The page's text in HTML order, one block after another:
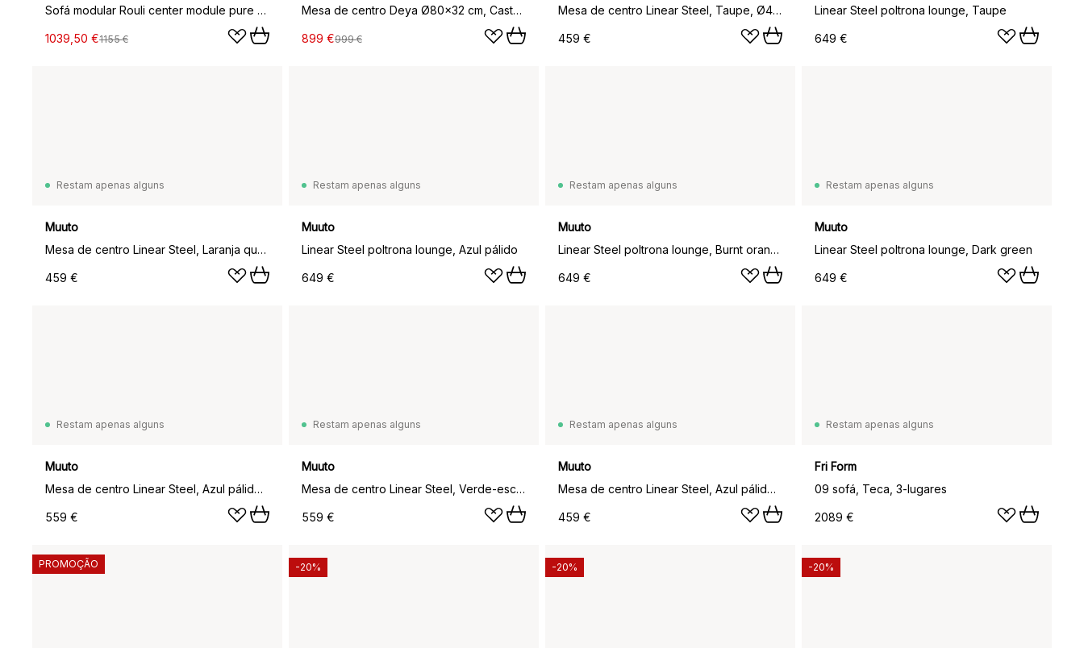
Sofá modular Rouli center module pure bouclé, Castanho castanha
1039,50 €1155 €
Mesa de centro Deya Ø80x32 cm, Castanho castanha
899 €999 €
Mesa de centro Linear Steel, Taupe, Ø42x47 cm
459 €
Linear Steel poltrona lounge, Taupe
649 €
Restam apenas alguns
Muuto
Mesa de centro Linear Steel, Laranja queimado, Ø42x47 cm
459 €
Restam apenas alguns
Muuto
Linear Steel poltrona lounge, Azul pálido
649 €
Restam apenas alguns
Muuto
Linear Steel poltrona lounge, Burnt orange
649 €
Restam apenas alguns
Muuto
Linear Steel poltrona lounge, Dark green
649 €
Restam apenas alguns
Muuto
Mesa de centro Linear Steel, Azul pálido, Ø70x40 cm
559 €
Restam apenas alguns
Muuto
Mesa de centro Linear Steel, Verde-escuro, Ø70x40 cm
559 €
Restam apenas alguns
Muuto
Mesa de centro Linear Steel, Azul pálido, Ø42x47 cm
459 €
Restam apenas alguns
Fri Form
09 sofá, Teca, 3-lugares
2089 €
PROMOÇÃO -20% -20% -20%